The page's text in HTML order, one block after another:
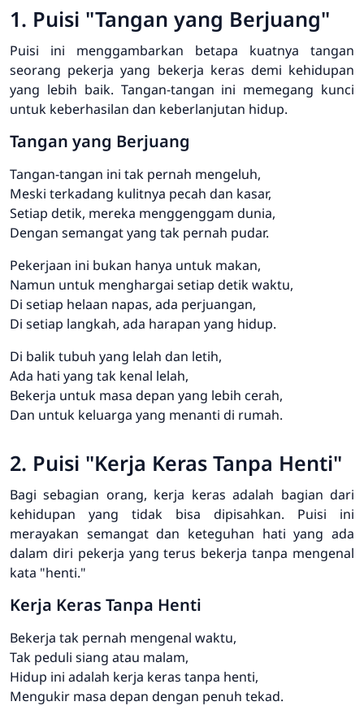
1. Puisi "Tangan yang Berjuang"
Puisi ini menggambarkan betapa kuatnya tangan
seorang pekerja yang bekerja keras demi kehidupan
yang lebih baik. Tangan-tangan ini memegang kunci
untuk keberhasilan dan keberlanjutan hidup.
Tangan yang Berjuang
Tangan-tangan ini tak pernah mengeluh,
Meski terkadang kulitnya pecah dan kasar,
Setiap detik, mereka menggenggam dunia,
Dengan semangat yang tak pernah pudar.
Pekerjaan ini bukan hanya untuk makan,
Namun untuk menghargai setiap detik waktu,
Di setiap helaan napas, ada perjuangan,
Di setiap langkah, ada harapan yang hidup.
Di balik tubuh yang lelah dan letih,
Ada hati yang tak kenal lelah,
Bekerja untuk masa depan yang lebih cerah,
Dan untuk keluarga yang menanti di rumah.
2. Puisi "Kerja Keras Tanpa Henti"
Bagi sebagian orang, kerja keras adalah bagian dari
kehidupan yang tidak bisa dipisahkan. Puisi ini
merayakan semangat dan keteguhan hati yang ada
dalam diri pekerja yang terus bekerja tanpa mengenal
kata "henti."
Kerja Keras Tanpa Henti
Bekerja tak pernah mengenal waktu,
Tak peduli siang atau malam,
Hidup ini adalah kerja keras tanpa henti,
Mengukir masa depan dengan penuh tekad.